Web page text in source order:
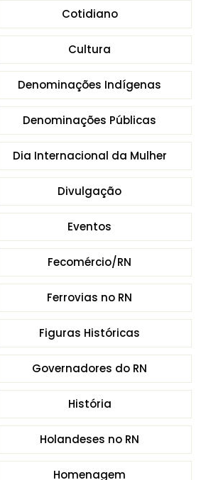
Cotidiano
Cultura
Denominações Indígenas
Denominações Públicas
Dia Internacional da Mulher
Divulgação
Eventos
Fecomércio/RN
Ferrovias no RN
Figuras Históricas
Governadores do RN
História
Holandeses no RN
Homenagem